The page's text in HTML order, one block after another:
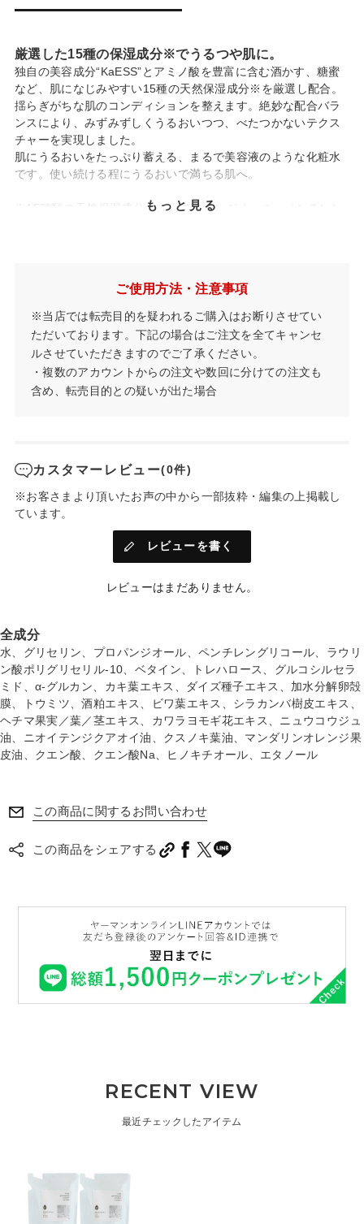
厳選した15種の保湿成分※でうるつや肌に。
独自の美容成分“KaESS”とアミノ酸を豊富に含む酒かす、糖蜜
など、肌になじみやすい15種の天然保湿成分※を厳選し配合。
揺らぎがちな肌のコンディションを整えます。絶妙な配合バラ
ンスにより、みずみずしくうるおいつつ、べたつかないテクス
チャーを実現しました。
肌にうるおいをたっぷり蓄える、まるで美容液のような化粧水
です。使い続ける程にうるおいで満ちる肌へ。
※15種類の天然保湿成分・・・プロパンジオール、ペンチレン
内容量：150ml（詰め替え用）×2、香り：静けさが訪れる香り
もっと見る
ご使用方法・注意事項
※当店では転売目的を疑われるご購入はお断りさせてい
ただいております。下記の場合はご注文を全てキャンセ
ルさせていただきますのでご了承ください。
・複数のアカウントからの注文や数回に分けての注文も
含め、転売目的との疑いが出た場合
カスタマーレビュー(0件)
※お客さまより頂いたお声の中から一部抜粋・編集の上掲載し
ています。
レビューを書く
レビューはまだありません。
全成分
水、グリセリン、プロパンジオール、ペンチレングリコール、ラウリ
ン酸ポリグリセリル-10、ベタイン、トレハロース、グルコシルセラ
ミド、α-グルカン、カキ葉エキス、ダイズ種子エキス、加水分解卵殻
膜、トウミツ、酒粕エキス、ビワ葉エキス、シラカンバ樹皮エキス、
ヘチマ果実／葉／茎エキス、カワラヨモギ花エキス、ニュウコウジュ
油、ニオイテンジクアオイ油、クスノキ葉油、マンダリンオレンジ果
皮油、クエン酸、クエン酸Na、ヒノキチオール、エタノール
この商品に関するお問い合わせ
この商品をシェアする
RECENT VIEW
最近チェックしたアイテム